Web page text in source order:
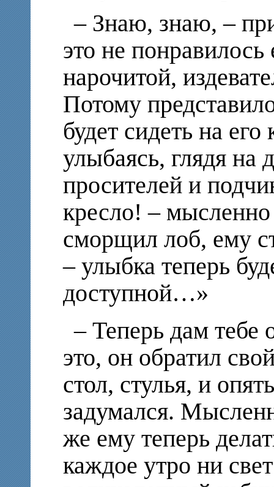
– Знаю, знаю, –
это не понравилось
нарочитой,
Потому
будет сидеть на
улыбаясь, глядя на
просителей и
кресло! –
сморщил лоб, ему
– улыбка теперь
доступной…»
– Теперь дам тебе
это, он обратил
стол, стулья, и
задумался.
же ему теперь
каждое утро ни